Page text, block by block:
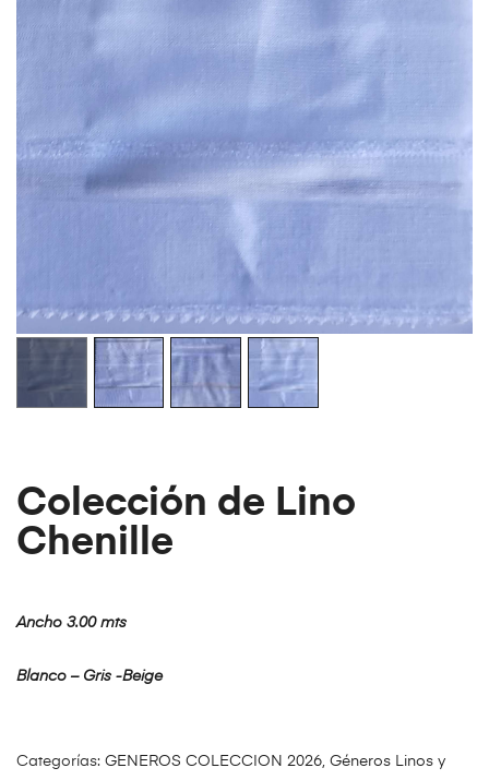
Colección de Lino
Chenille
Ancho 3.00 mts
Blanco – Gris -Beige
Categorías: GENEROS COLECCION 2026 Géneros Linos y